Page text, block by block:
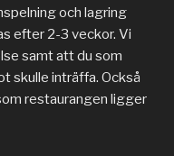
och lagring
efter 2-3 veckor. Vi
samt att du som
skulle inträffa. Också
restaurangen ligger